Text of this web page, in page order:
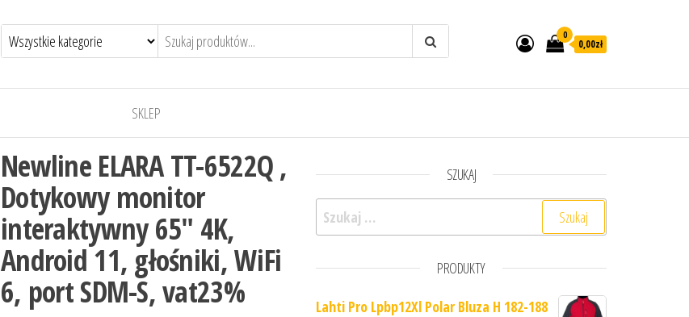
0
0,00zł
SKLEP
Newline ELARA TT-6522Q ,
Dotykowy monitor
interaktywny 65″ 4K,
Android 11, głośniki, WiFi
6, port SDM-S, vat23%
SZUKAJ
Szukaj:
PRODUKTY
Lahti Pro Lpbp12Xl Polar Bluza H 182-188